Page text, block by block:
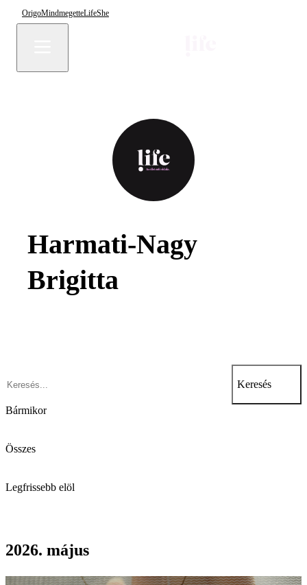
OrigoMindmegetteLifeShe
Harmati-Nagy
Brigitta
Keresés
Bármikor
Összes
Legfrissebb elöl
2026. május